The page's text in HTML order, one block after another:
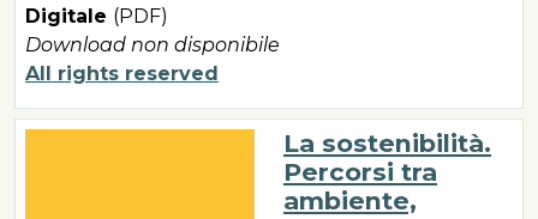
Digitale (PDF)
Download non disponibile
All rights reserved
La sostenibilità.
Percorsi tra
ambiente,